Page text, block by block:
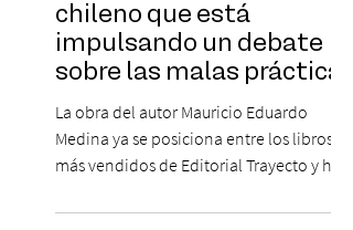
chileno que está
impulsando un debate
sobre las malas prácticas
laborales y el futuro del
trabajo
La obra del autor Mauricio Eduardo
Medina ya se posiciona entre los libros
más vendidos de Editorial Trayecto y ha
para mejorar los procesos de selección